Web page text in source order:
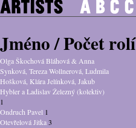
Jméno / Počet rolí
Olga Škochová Bláhová & Anna
Synková, Tereza Wollnerová, Ludmila
Hošková, Klára Jelínková, Jakub
Hybler a Ladislav Železný (kolektiv)
1
Ondruch Pavel 1
Otevřelová Jitka3